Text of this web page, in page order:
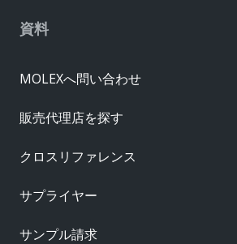
資料
MOLEXへ問い合わせ
販売代理店を探す
クロスリファレンス
サプライヤー
サンプル請求